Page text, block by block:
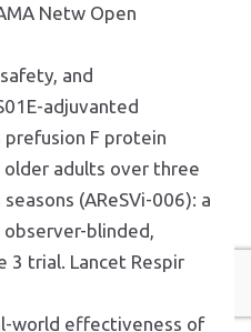
Netw Open
and
adjuvanted
F protein
older adults over three
(AReSVi-006): a
blinded,
3 trial. Lancet Respir
world effectiveness of